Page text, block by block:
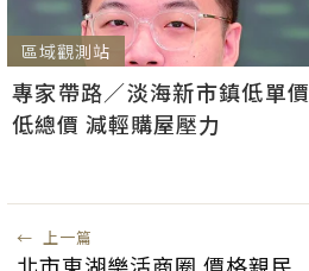
區域觀測站
專家帶路／淡海新市鎮低單價
低總價 減輕購屋壓力
← 上一篇